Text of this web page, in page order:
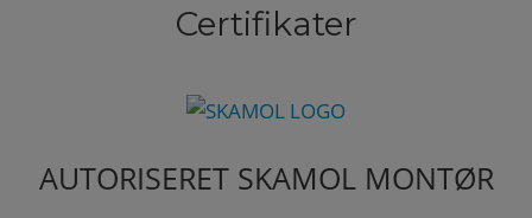
Certifikater
AUTORISERET SKAMOL MONTØR